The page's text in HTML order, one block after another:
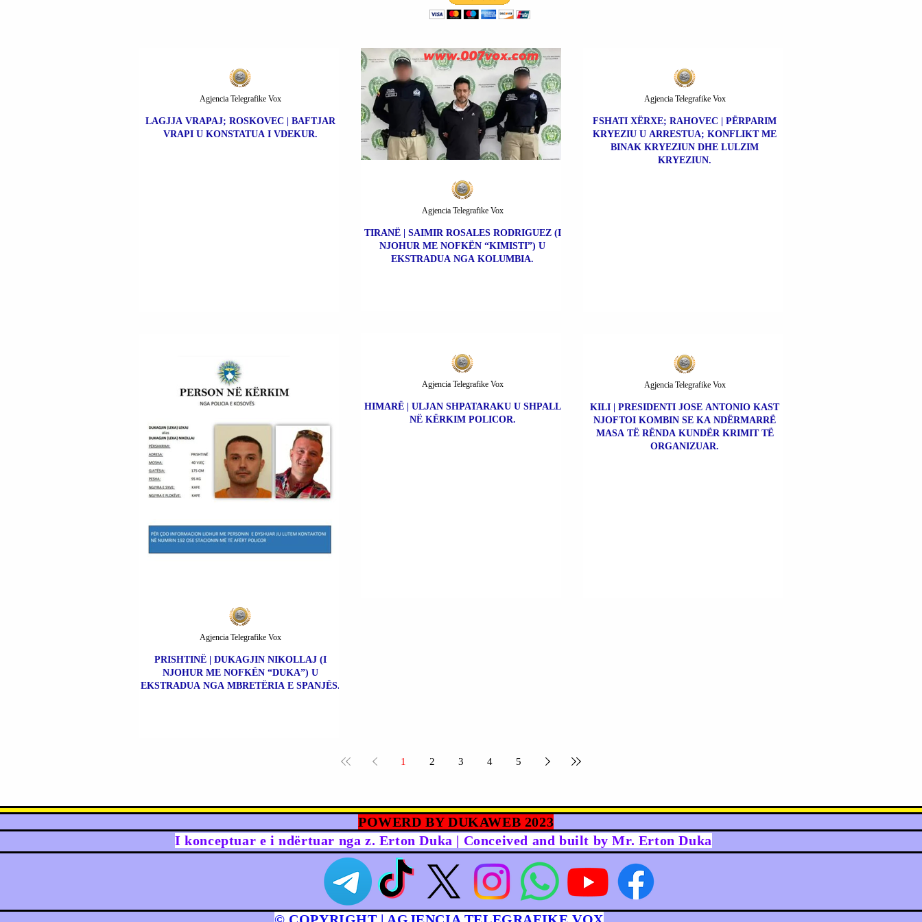
LAGJJA VRAPAJ; ROSKOVEC | BAFTJAR
VRAPI U KONSTATUA I VDEKUR.
Agjencia Telegrafike Vox
TIRANË | SAIMIR ROSALES RODRIGUEZ (I
NJOHUR ME NOFKËN “KIMISTI”) U
EKSTRADUA NGA KOLUMBIA.
Agjencia Telegrafike Vox
FSHATI XËRXE; RAHOVEC | PËRPARIM
KRYEZIU U ARRESTUA; KONFLIKT ME
BINAK KRYEZIUN DHE LULZIM
KRYEZIUN.
Agjencia Telegrafike Vox
PRISHTINË | DUKAGJIN NIKOLLAJ (I
NJOHUR ME NOFKËN “DUKA”) U
EKSTRADUA NGA MBRETËRIA E SPANJËS.
Agjencia Telegrafike Vox
HIMARË | ULJAN SHPATARAKU U SHPALL
NË KËRKIM POLICOR.
Agjencia Telegrafike Vox
KILI | PRESIDENTI JOSE ANTONIO KAST
NJOFTOI KOMBIN SE KA NDËRMARRË
MASA TË RËNDA KUNDËR KRIMIT TË
ORGANIZUAR.
Agjencia Telegrafike Vox
1 2 3 4 5
POWERD BY DUKAWEB 2023
I konceptuar e i ndërtuar nga z. Erton Duka | Conceived and built by Mr. Erton Duka